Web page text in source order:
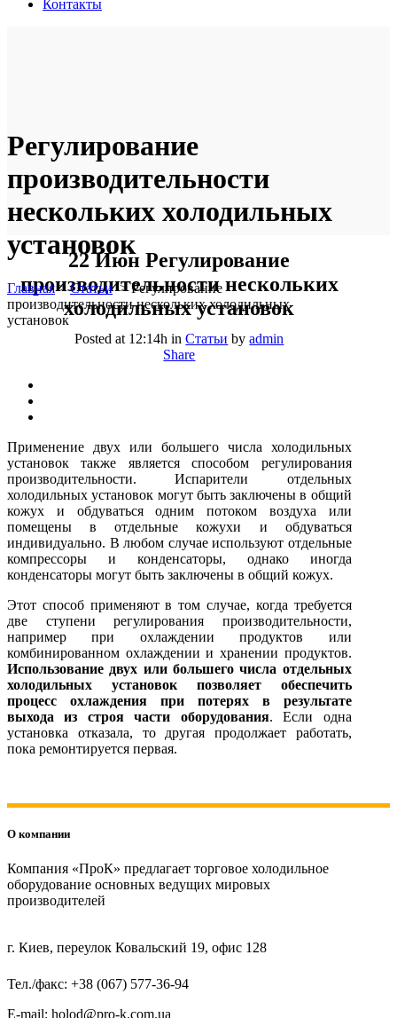
Контакты
Регулирование
производительности
нескольких холодильных
установок
Главная>Статьи >Регулирование
производительности нескольких холодильных
установок
22 Июн Регулирование
производительности нескольких
холодильных установок
Posted at 12:14h inСтатьи byadmin
Share
Применение двух или большего числа холодильных
установок также является способом регулирования
производительности. Испарители отдельных
холодильных установок могут быть заключены в общий
кожух и обдуваться одним потоком воздуха или
помещены в отдельные кожухи и обдуваться
индивидуально. В любом случае используют отдельные
компрессоры и конденсаторы, однако иногда
конденсаторы могут быть заключены в общий кожух.
Этот способ применяют в том случае, когда требуется
две ступени регулирования производительности,
например при охлаждении продуктов или
комбинированном охлаждении и хранении продуктов.
Использование двух или большего числа отдельных
холодильных установок позволяет обеспечить
процесс охлаждения при потерях в результате
выхода из строя части оборудования. Если одна
установка отказала, то другая продолжает работать,
пока ремонтируется первая.
О компании
Компания «ПроК» предлагает торговое холодильное
оборудование основных ведущих мировых
производителей
г. Киев, переулок Ковальский 19, офис 128
Тел./факс: +38 (067) 577-36-94
E-mail: holod@pro-k.com.ua